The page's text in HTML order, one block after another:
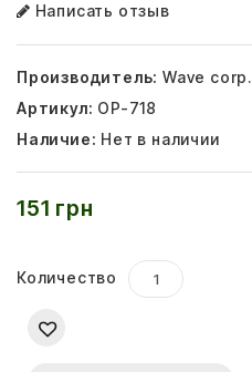
Написать отзыв
Производитель: Wave corp.
Артикул: OP-718
Наличие: Нет в наличии
151 грн
Количество